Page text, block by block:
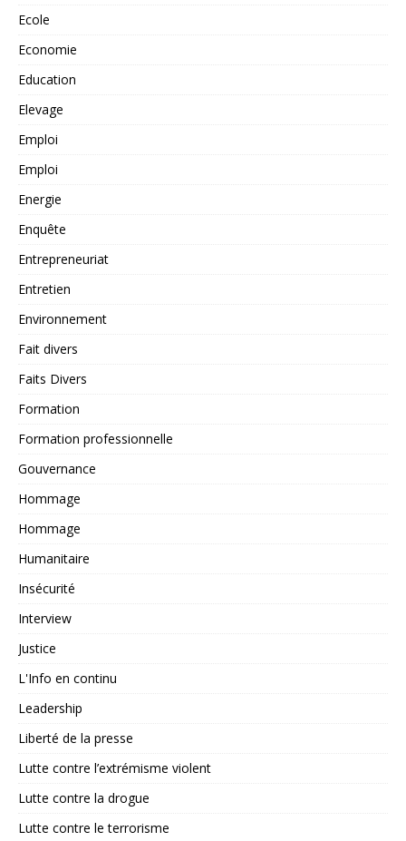
Ecole
Economie
Education
Elevage
Emploi
Emploi
Energie
Enquête
Entrepreneuriat
Entretien
Environnement
Fait divers
Faits Divers
Formation
Formation professionnelle
Gouvernance
Hommage
Hommage
Humanitaire
Insécurité
Interview
Justice
L'Info en continu
Leadership
Liberté de la presse
Lutte contre l’extrémisme violent
Lutte contre la drogue
Lutte contre le terrorisme